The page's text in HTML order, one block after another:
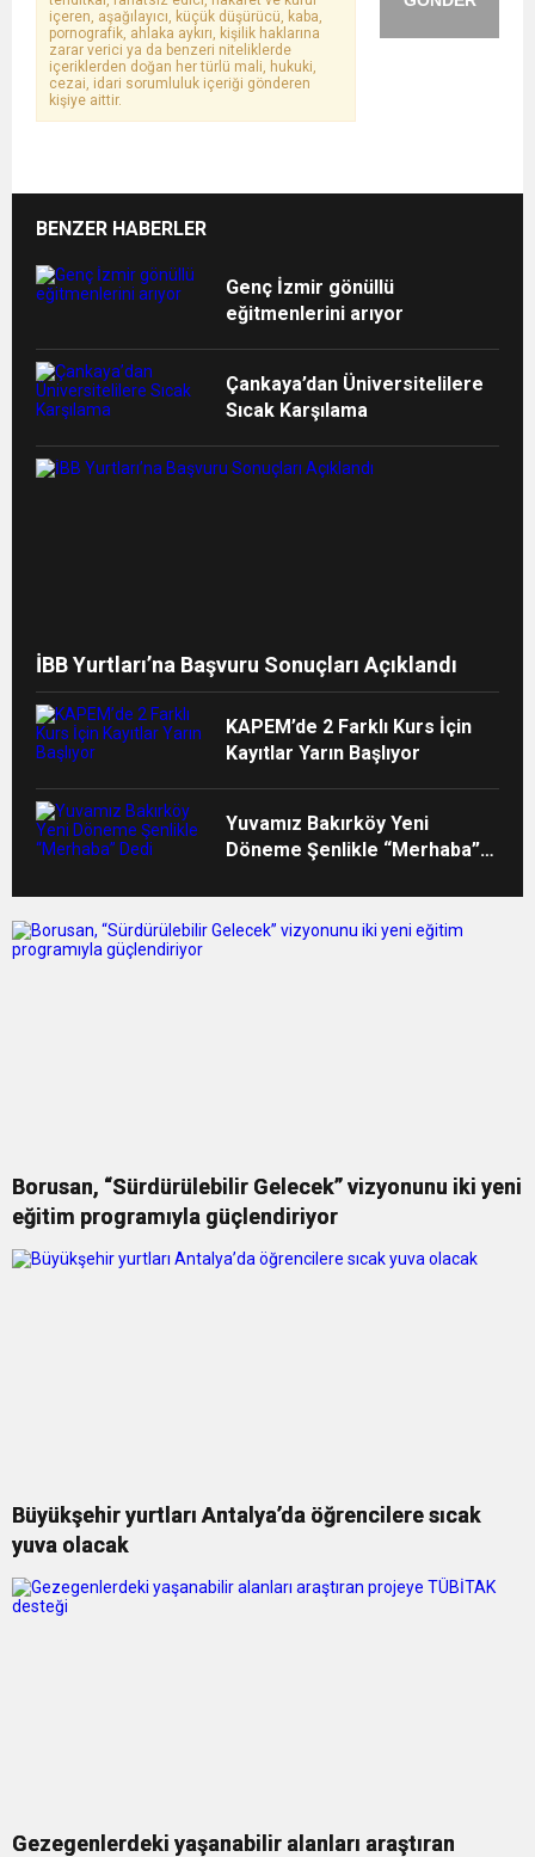
içeren, aşağılayıcı, küçük düşürücü, kaba,
pornografik, ahlaka aykırı, kişilik haklarına
zarar verici ya da benzeri niteliklerde
içeriklerden doğan her türlü mali, hukuki,
cezai, idari sorumluluk içeriği gönderen
kişiye aittir.
BENZER HABERLER
Genç İzmir gönüllü
eğitmenlerini arıyor
Çankaya’dan Üniversitelilere
Sıcak Karşılama
İBB Yurtları’na Başvuru Sonuçları Açıklandı
KAPEM’de 2 Farklı Kurs İçin
Kayıtlar Yarın Başlıyor
Yuvamız Bakırköy Yeni
Döneme Şenlikle “Merhaba”
Borusan, “Sürdürülebilir Gelecek” vizyonunu iki yeni
eğitim programıyla güçlendiriyor
Büyükşehir yurtları Antalya’da öğrencilere sıcak
yuva olacak
Gezegenlerdeki yaşanabilir alanları araştıran